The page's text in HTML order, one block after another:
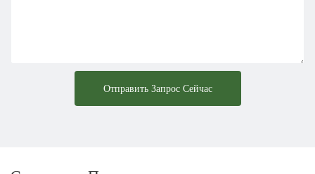
Отправить Запрос Сейчас